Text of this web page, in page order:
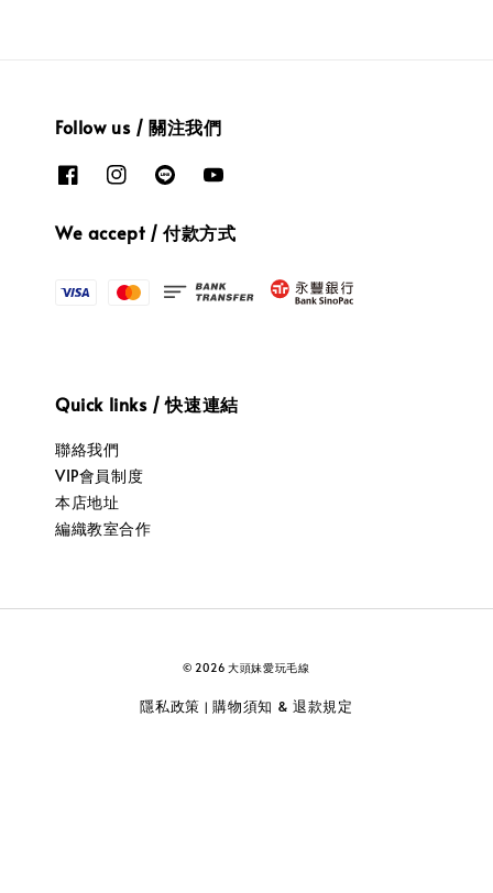
Follow us / 關注我們
We accept / 付款方式
Quick links / 快速連結
聯絡我們
VIP會員制度
本店地址
編織教室合作
© 2026 大頭妹愛玩毛線
隱私政策 | 購物須知 & 退款規定